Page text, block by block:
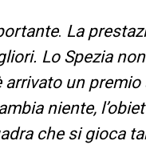
. La
Lo Spezia
un
niente,
che si gioca